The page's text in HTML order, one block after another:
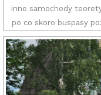
inne samochody
po co skoro buspasy